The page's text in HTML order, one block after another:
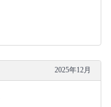
2025年12月